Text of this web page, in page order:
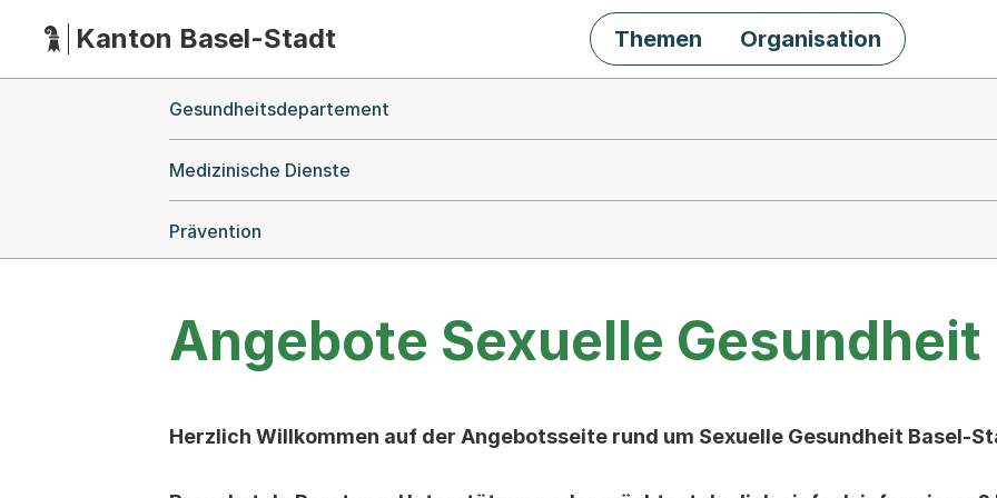
HauptnavigationKanton Basel-Stadt Themen Organisation
Gesundheitsdepartement
Medizinische Dienste
Prävention
Angebote Sexuelle Gesundheit
Herzlich Willkommen auf der Angebotsseite rund um Sexuelle Gesundheit Basel-